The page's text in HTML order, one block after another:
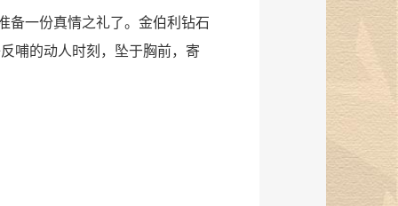
备一份真情之礼了。金伯利钻石
哺的动人时刻，坠于胸前，寄